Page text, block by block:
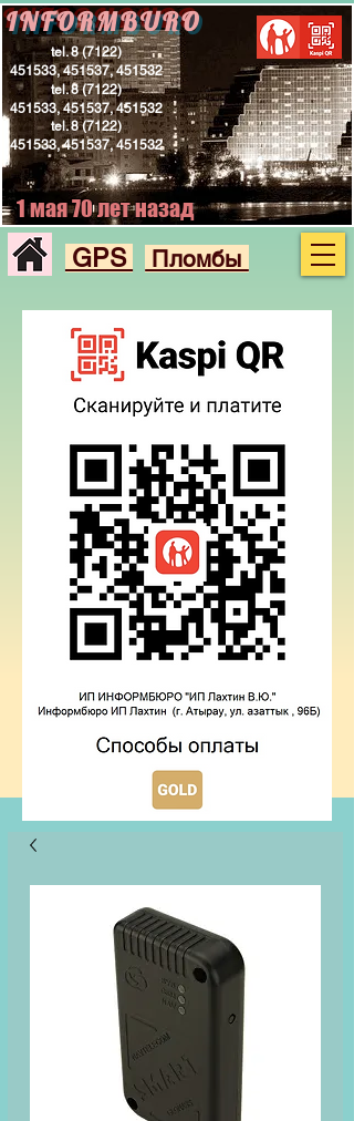
INFORMBURO
tel.8 (7122)
451533, 451537, 451532
tel.8 (7122)
451533, 451537, 451532
tel.8 (7122)
451533, 451537, 451532
GPS Пломбы
1 мая 70 лет назад